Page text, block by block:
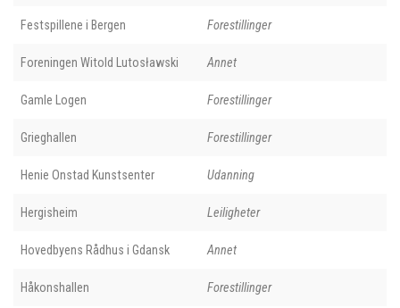
Festspillene i Bergen Forestillinger
Foreningen Witold Lutosławski Annet
Gamle Logen Forestillinger
Grieghallen Forestillinger
Henie Onstad Kunstsenter Udanning
Hergisheim Leiligheter
Hovedbyens Rådhus i Gdansk Annet
Håkonshallen Forestillinger